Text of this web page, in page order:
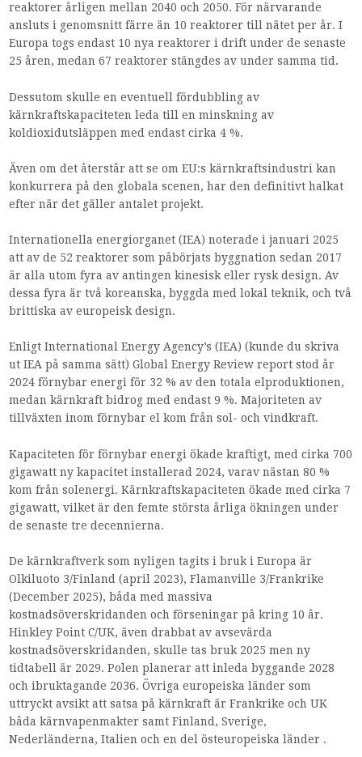
reaktorer årligen mellan 2040 och 2050. För närvarande
ansluts i genomsnitt färre än 10 reaktorer till nätet per år. I
Europa togs endast 10 nya reaktorer i drift under de senaste
25 åren, medan 67 reaktorer stängdes av under samma tid.
Dessutom skulle en eventuell fördubbling av
kärnkraftskapaciteten leda till en minskning av
koldioxidutsläppen med endast cirka 4 %.
Även om det återstår att se om EU:s kärnkraftsindustri kan
konkurrera på den globala scenen, har den definitivt halkat
efter när det gäller antalet projekt.
Internationella energiorganet (IEA) noterade i januari 2025
att av de 52 reaktorer som påbörjats byggnation sedan 2017
är alla utom fyra av antingen kinesisk eller rysk design. Av
dessa fyra är två koreanska, byggda med lokal teknik, och två
brittiska av europeisk design.
Enligt International Energy Agency’s (IEA) (kunde du skriva
ut IEA på samma sätt) Global Energy Review report stod år
2024 förnybar energi för 32 % av den totala elproduktionen,
medan kärnkraft bidrog med endast 9 %. Majoriteten av
tillväxten inom förnybar el kom från sol- och vindkraft.
Kapaciteten för förnybar energi ökade kraftigt, med cirka 700
gigawatt ny kapacitet installerad 2024, varav nästan 80 %
kom från solenergi. Kärnkraftskapaciteten ökade med cirka 7
gigawatt, vilket är den femte största årliga ökningen under
de senaste tre decennierna.
De kärnkraftverk som nyligen tagits i bruk i Europa är
Olkiluoto 3/Finland (april 2023), Flamanville 3/Frankrike
(December 2025), båda med massiva
kostnadsöverskridanden och förseningar på kring 10 år.
Hinkley Point C/UK, även drabbat av avsevärda
kostnadsöverskridanden, skulle tas bruk 2025 men ny
tidtabell är 2029. Polen planerar att inleda byggande 2028
och ibruktagande 2036. Övriga europeiska länder som
uttryckt avsikt att satsa på kärnkraft är Frankrike och UK
båda kärnvapenmakter samt Finland, Sverige,
Nederländerna, Italien och en del östeuropeiska länder .